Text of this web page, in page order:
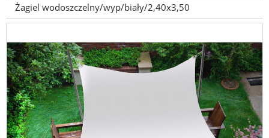
Żagiel wodoszczelny/wyp/biały/2,40x3,50